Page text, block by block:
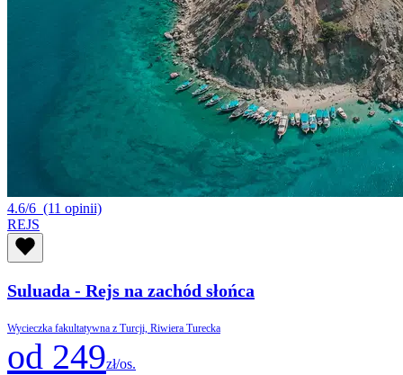
4.6/6 (11 opinii)
REJS
Suluada - Rejs na zachód słońca
Wycieczka fakultatywna z Turcji, Riwiera Turecka
od 249zł/os.